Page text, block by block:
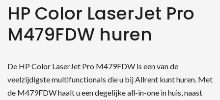
HP Color LaserJet Pro
M479FDW huren
De HP Color LaserJet Pro M479FDW is een van de
veelzijdigste multifunctionals die u bij Allrent kunt huren. Met
de M479FDW haalt u een degelijke all-in-one in huis, naast